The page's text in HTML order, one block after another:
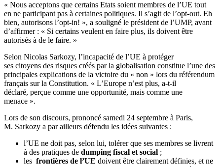
« Nous acceptons que certains Etats soient membres de l’UE tout
en ne participant pas à certaines politiques. Il s’agit de l’opt-out. Eh
bien, autorisons l’opt-in! », a souligné le président de l’UMP, avant
d’affirmer : « Si certains veulent en faire plus, ils doivent être
autorisés à de le faire. »
Selon Nicolas Sarkozy, l’incapacité de l’UE à protéger
ses citoyens des risques créés par la globalisation constitue l’une des
principales explications de la victoire du « non » lors du référendum
français sur la Constitution. « L’Europe n’est plus, a-t-il
déclaré, perçue comme une opportunité, mais comme une
menace ».
Lors de son discours, prononcé samedi 24 septembre à Paris,
M. Sarkozy a par ailleurs défendu les idées suivantes :
l’UE ne doit pas, selon lui, tolérer que ses membres se livrent
à des pratiques de dumping fiscal et social ;
les frontières de l’UE doivent être clairement définies, et ne